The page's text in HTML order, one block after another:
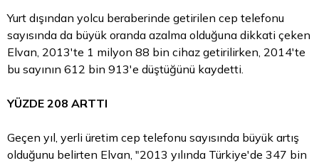
Yurt dışından yolcu beraberinde getirilen cep telefonu
sayısında da büyük oranda azalma olduğuna dikkati çeken
Elvan, 2013'te 1 milyon 88 bin cihaz getirilirken, 2014'te
bu sayının 612 bin 913'e düştüğünü kaydetti.
YÜZDE 208 ARTTI
Geçen yıl, yerli üretim cep telefonu sayısında büyük artış
olduğunu belirten Elvan, "2013 yılında Türkiye'de 347 bin